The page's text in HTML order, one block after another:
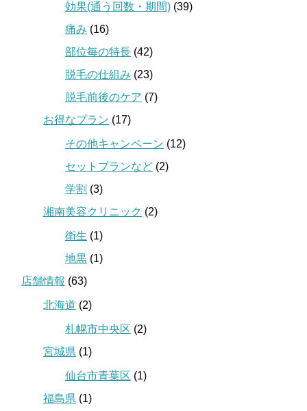
効果(通う回数・期間) (39)
痛み (16)
部位毎の特長 (42)
脱毛の仕組み (23)
脱毛前後のケア (7)
お得なプラン (17)
その他キャンペーン (12)
セットプランなど (2)
学割 (3)
湘南美容クリニック (2)
衛生 (1)
地黒 (1)
店舗情報 (63)
北海道 (2)
札幌市中央区 (2)
宮城県 (1)
仙台市青葉区 (1)
福島県 (1)